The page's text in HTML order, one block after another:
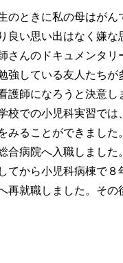
のときに私の母はがん
良い思い出はなく嫌
さんのドキュメンタ
強している友人たち
護師になろうと決意し
校での小児科実習で
みることができまし
合病院へ入職しました。
てから小児科病棟で
再就職しました。その